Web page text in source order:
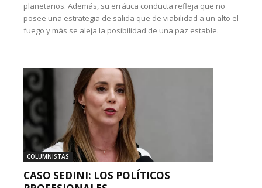
planetarios. Además, su errática conducta refleja que no
posee una estrategia de salida que de viabilidad a un alto el
fuego y más se aleja la posibilidad de una paz estable.
COLUMNISTAS
CASO SEDINI: LOS POLÍTICOS